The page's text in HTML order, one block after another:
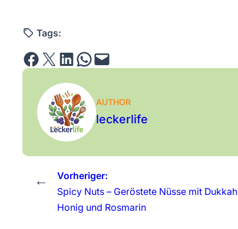
Tags:
Share on Facebook Email this Page Share on LinkedIn Share on WhatsApp Email this Page
AUTHOR
leckerlife
←
Vorheriger:
Spicy Nuts – Geröstete Nüsse mit
Honig und Rosmarin